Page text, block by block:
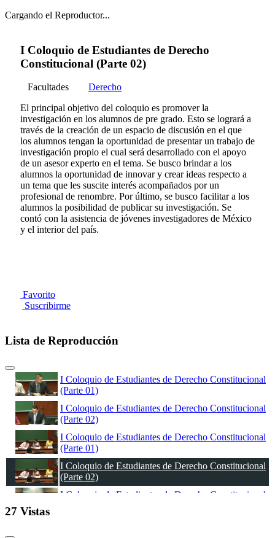
Cargando el Reproductor...
I Coloquio de Estudiantes de Derecho
Constitucional (Parte 02)
Facultades
Derecho
El principal objetivo del coloquio es promover la
investigación en los alumnos de pre grado. Esto se logrará a
través de la creación de un espacio de discusión en el que
los alumnos tengan la oportunidad de presentar un trabajo de
investigación propio el cual será desarrollado con el apoyo
de un asesor experto en el tema. Se busco brindar a los
alumnos la oportunidad de innovar y crear ideas respecto a
un tema que les suscite interés acompañados por un
profesional de renombre. Por último, se busco facilitar a los
alumnos la posibilidad de publicar su investigación. Se
contó con la asistencia de jóvenes investigadores de México
y el interior del país.
Favorito
Suscribirme
Lista de Reproducción
I Coloquio de Estudiantes de Derecho Constitucional
(Parte 01)
I Coloquio de Estudiantes de Derecho Constitucional
(Parte 02)
I Coloquio de Estudiantes de Derecho Constitucional
(Parte 01)
I Coloquio de Estudiantes de Derecho Constitucional
(Parte 02)
I Coloquio de Estudiantes de Derecho Constitucional
27 Vistas